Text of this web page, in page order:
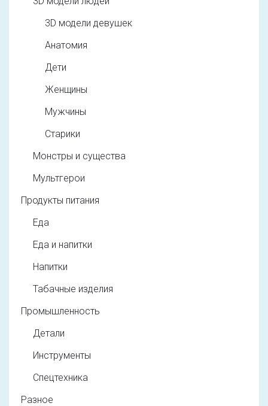
3D модели девушек
Анатомия
Дети
Женщины
Мужчины
Старики
Монстры и существа
Мультгерои
Продукты питания
Еда
Еда и напитки
Напитки
Табачные изделия
Промышленность
Детали
Инструменты
Спецтехника
Разное